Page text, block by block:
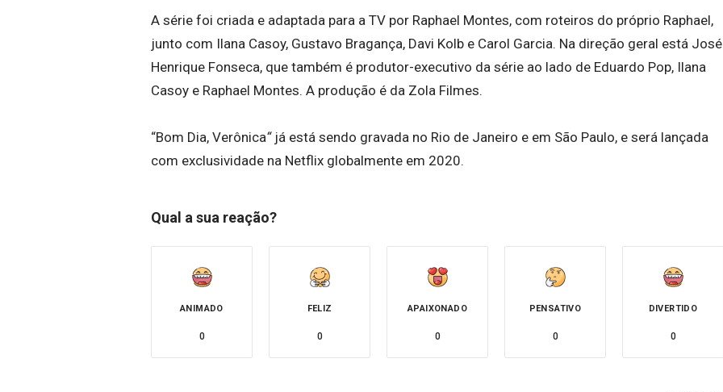
A série foi criada e adaptada para a TV por Raphael Montes, com roteiros do próprio Raphael,
junto com Ilana Casoy, Gustavo Bragança, Davi Kolb e Carol Garcia. Na direção geral está José
Henrique Fonseca, que também é produtor-executivo da série ao lado de Eduardo Pop, Ilana
Casoy e Raphael Montes. A produção é da Zola Filmes.
“Bom Dia, Verônica“já está sendo gravada no Rio de Janeiro e em São Paulo, e será lançada
com exclusividade na Netflix globalmente em 2020.
Qual a sua reação?
ANIMADO
0
FELIZ
0
APAIXONADO
0
PENSATIVO
0
DIVERTIDO
0